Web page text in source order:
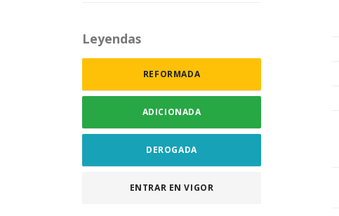
Leyendas
REFORMADA
ADICIONADA
DEROGADA
ENTRAR EN VIGOR